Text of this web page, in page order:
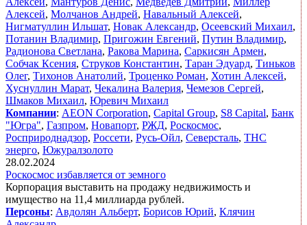
Алексей, Молчанов Андрей, Навальный Алексей,
Нигматуллин Ильшат, Новак Александр, Осеевский Михаил,
Потанин Владимир, Пригожин Евгений, Путин Владимир,
Радионова Светлана, Ракова Марина, Саркисян Армен,
Собчак Ксения, Струков Константин, Таран Эдуард, Тиньков
Олег, Тихонов Анатолий, Троценко Роман, Хотин Алексей,
Хуснуллин Марат, Чекалина Валерия, Чемезов Сергей,
Шмаков Михаил, Юревич Михаил
Компании: AEON Corporation, Capital Group, S8 Capital, Банк
"Югра", Газпром, Новапорт, РЖД, Роскосмос,
Росприроднадзор, Россети, Русь-Ойл, Северсталь, ТНС
энерго, Южуралзолото
28.02.2024
Роскосмос избавляется от земного
Корпорация выставить на продажу недвижимость и
имущество на 11,4 миллиарда рублей.
Персоны: Авдолян Альберт, Борисов Юрий, Клячин